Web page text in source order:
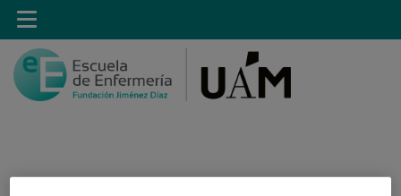
Saltar al contenido
Toggle
navigation